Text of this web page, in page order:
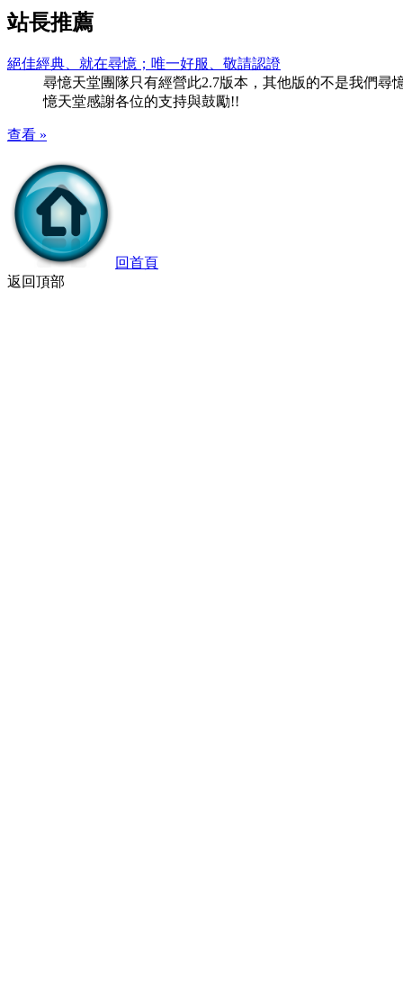
站長推薦
絕佳經典、就在尋憶；唯一好服、敬請認證
尋憶天堂團隊只有經營此2.7版本，其他版的不是我們尋
憶天堂感謝各位的支持與鼓勵!!
查看 »
回首頁
返回頂部